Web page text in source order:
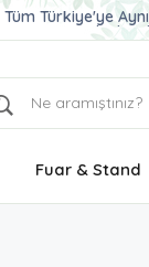
Ucuz ve Kaliteli
Aynı Gün Teslimat
Tüm Türkiye'ye
Fuar & Stand